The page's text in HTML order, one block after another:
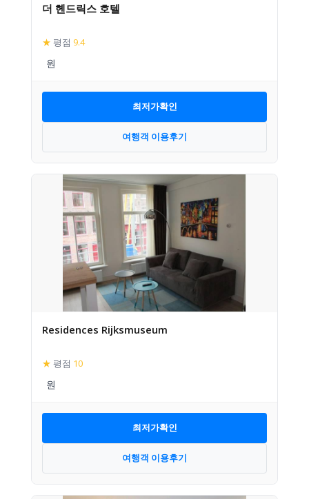
더 헨드릭스 호텔
★ 평점 9.4
최저가확인
여행객 이용후기
Residences Rijksmuseum
★ 평점 10
최저가확인
여행객 이용후기